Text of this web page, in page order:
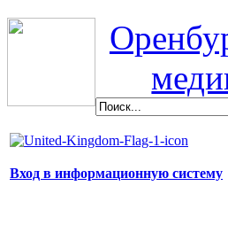
Вход в информационную систему